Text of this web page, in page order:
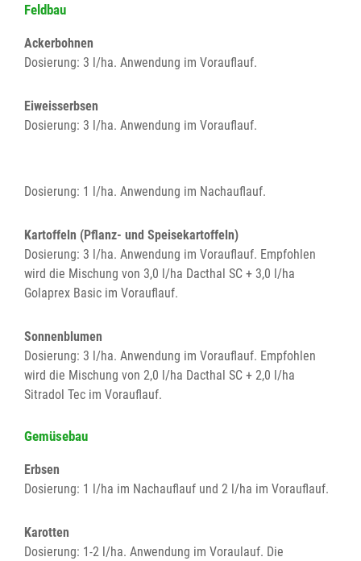
Feldbau
Ackerbohnen
Dosierung: 3 l/ha. Anwendung im Vorauflauf.
Eiweisserbsen
Dosierung: 3 l/ha. Anwendung im Vorauflauf.
Dosierung: 1 l/ha. Anwendung im Nachauflauf.
Kartoffeln (Pflanz- und Speisekartoffeln)
Dosierung: 3 l/ha. Anwendung im Vorauflauf. Empfohlen
wird die Mischung von 3,0 l/ha Dacthal SC + 3,0 l/ha
Golaprex Basic im Vorauflauf.
Sonnenblumen
Dosierung: 3 l/ha. Anwendung im Vorauflauf. Empfohlen
wird die Mischung von 2,0 l/ha Dacthal SC + 2,0 l/ha
Sitradol Tec im Vorauflauf.
Gemüsebau
Erbsen
Dosierung: 1 l/ha im Nachauflauf und 2 l/ha im Vorauflauf.
Karotten
Dosierung: 1-2 l/ha. Anwendung im Voraulauf. Die